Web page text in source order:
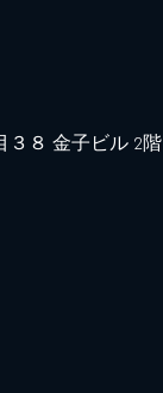
３８ 金子ビル 2階